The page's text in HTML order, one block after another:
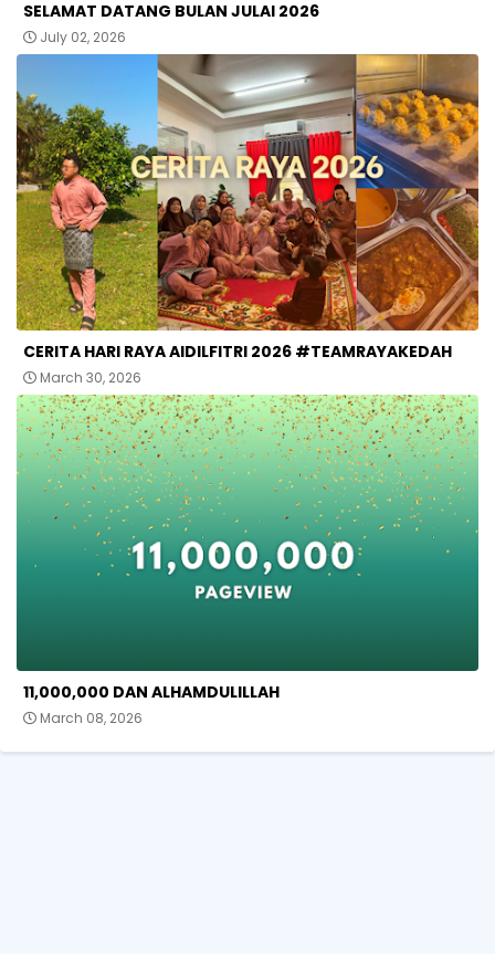
SELAMAT DATANG BULAN JULAI 2026
July 02, 2026
CERITA HARI RAYA AIDILFITRI 2026 #TEAMRAYAKEDAH
March 30, 2026
11,000,000 DAN ALHAMDULILLAH
March 08, 2026